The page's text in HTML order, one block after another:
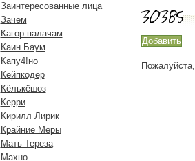
Пожалуйста,
Заинтересованные лица
Зачем
Кагор палачам
Каин Баум
Капу4!но
Кейпкодер
Кёлькёшоз
Керри
Кирилл Лирик
Крайние Меры
Мать Тереза
Махно